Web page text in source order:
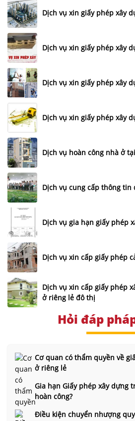
Dịch vụ xin giấy phép xây
Dịch vụ xin giấy phép xây
Dịch vụ xin giấy phép xây
Dịch vụ xin giấy phép xây
Dịch vụ hoàn công nhà ở
Dịch vụ cung cấp thông tin
Dịch vụ gia hạn giấy phép
Dịch vụ xin cấp giấy phép
Dịch vụ xin cấp giấy phép
ở riêng lẻ đô thị
Hỏi đáp
Cơ quan có thẩm quyền về
ở riêng lẻ
Gia hạn Giấy phép xây dựng
hoàn công?
Điều kiện chuyển nhượng